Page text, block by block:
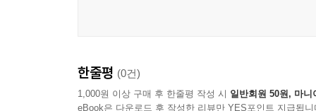
한줄평 (0건)
1,000원 이상 구매 후 한줄평 작성 시 일반회원 50원, 마니
eBook은 다운로드 후 작성한 리뷰만 YES포인트 지급됩니